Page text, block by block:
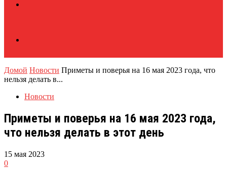
Домой Новости Приметы и поверья на 16 мая 2023 года, что
нельзя делать в...
Новости
Приметы и поверья на 16 мая 2023 года,
что нельзя делать в этот день
15 мая 2023
0